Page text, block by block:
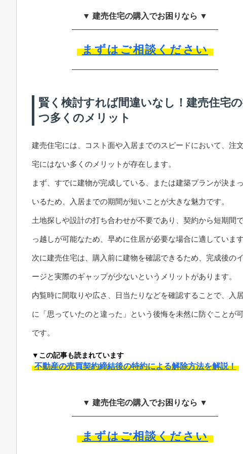
▼ 建売住宅の購入でお困りなら ▼
まずはご相談ください
賢く検討すれば間違いなし！建売住宅
つ多くのメリット
建売住宅には、コスト面や入居までのスピードにおいて、注
宅にはない多くのメリットが存在します。
まず、すでに建物が完成している、または建築プランが決ま
いるため、入居までの期間が短いことが大きな魅力です。
土地探しや設計の打ち合わせが不要であり、契約から短期間
っ越しが可能なため、早めに住居が必要な場合に適しています
次に建売住宅は、購入前に建物を確認できるため、完成後の
ージと実際のギャップが少ないというメリットがあります。
内覧時に間取りや広さ、日当たりなどを確認することで、入
に「思っていたのと違った」という後悔を未然に防ぐことが
です。
▼この記事も読まれています
不動産の売買契約締結後の特約による解除方法を解説！
▼ 建売住宅の購入でお困りなら ▼
まずはご相談ください